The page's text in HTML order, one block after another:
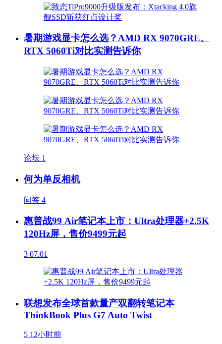
暑期游戏显卡怎么选？AMD RX 9070GRE、
RTX 5060Ti对比实测告诉你
论坛 1
何为单反相机
问答 4
惠普战99 Air笔记本上市：Ultra处理器+2.5K
120Hz屏，售价9499元起
3 07.01
联想发布全球首款量产双翻转笔记本
ThinkBook Plus G7 Auto Twist
5 12小时前